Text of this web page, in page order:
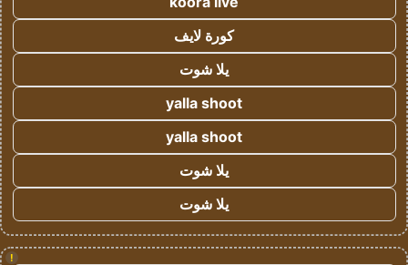
كورة لايف
يلا شوت
yalla shoot
yalla shoot
يلا شوت
يلا شوت
!